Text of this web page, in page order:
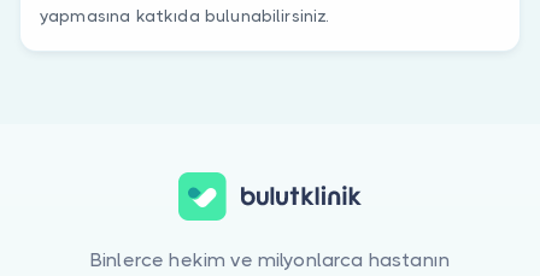
yapmasına katkıda bulunabilirsiniz.
Binlerce hekim ve milyonlarca hastanın